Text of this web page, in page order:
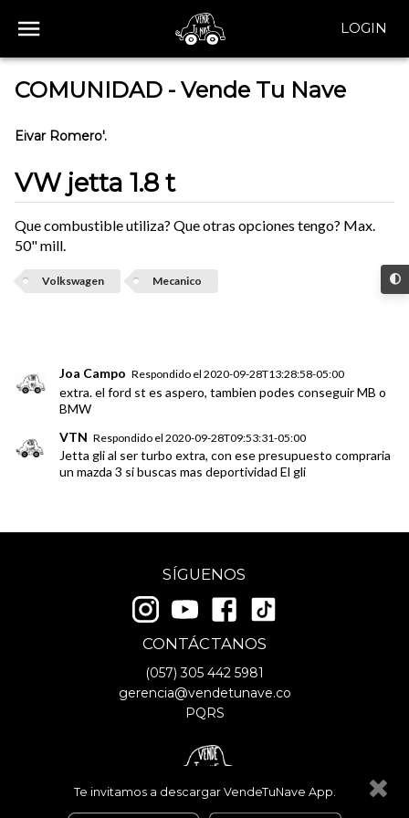
LOGIN
Te invitamos a descargar VendeTuNave App.
COMUNIDAD - Vende Tu Nave
Eivar Romero'.
VW jetta 1.8 t
Que combustible utiliza? Que otras opciones tengo? Max.
50" mill.
Volkswagen Mecanico
Joa Campo Respondido el2020-09-28T13:28:58-05:00
extra. el ford st es aspero, tambien podes conseguir MB o
BMW
VTN Respondido el2020-09-28T09:53:31-05:00
Jetta gli al ser turbo extra, con ese presupuesto compraria
un mazda 3 si buscas mas deportividad El gli
SÍGUENOS
CONTÁCTANOS
(057)305 442 5981
gerencia@vendetunave.co
PQRS